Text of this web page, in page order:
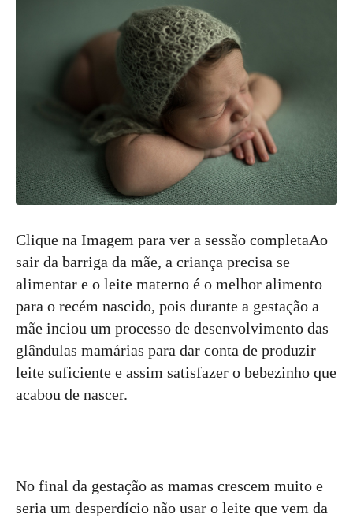
Clique na Imagem para ver a sessão completaAo
sair da barriga da mãe, a criança precisa se
alimentar e o leite materno é o melhor alimento
para o recém nascido, pois durante a gestação a
mãe inciou um processo de desenvolvimento das
glândulas mamárias para dar conta de produzir
leite suficiente e assim satisfazer o bebezinho que
acabou de nascer.
No final da gestação as mamas crescem muito e
seria um desperdício não usar o leite que vem da